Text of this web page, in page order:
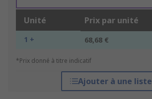
Unité Prix par unité
1 + 68,68 €
*Prix donné à titre indicatif
Ajouter à une liste